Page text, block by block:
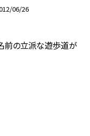
06/26
前の立派な遊歩道が